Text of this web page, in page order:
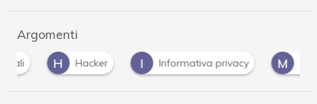
Argomenti
H
Hacker Informativa privacy M marketing